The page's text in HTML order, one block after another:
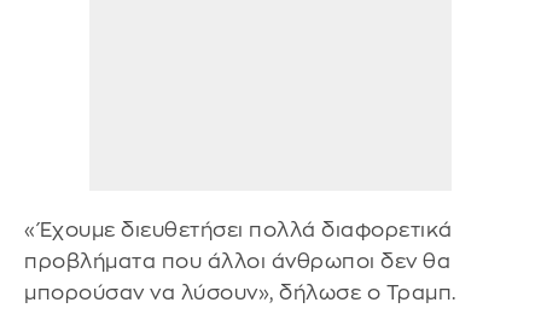
«Έχουμε διευθετήσει πολλά διαφορετικά
προβλήματα που άλλοι άνθρωποι δεν θα
μπορούσαν να λύσουν», δήλωσε ο Τραμπ.